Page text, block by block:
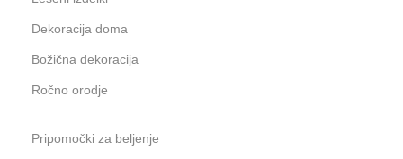
Dekoracija doma
Božična dekoracija
Ročno orodje
Pripomočki za beljenje